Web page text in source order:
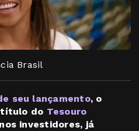
Brasil
seu lançamento, o
título do Tesouro
investidores, já